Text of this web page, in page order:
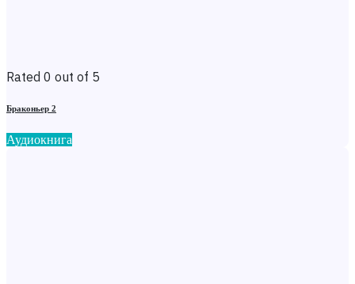
Rated 0 out of 5
Браконьер 2
Аудиокнига